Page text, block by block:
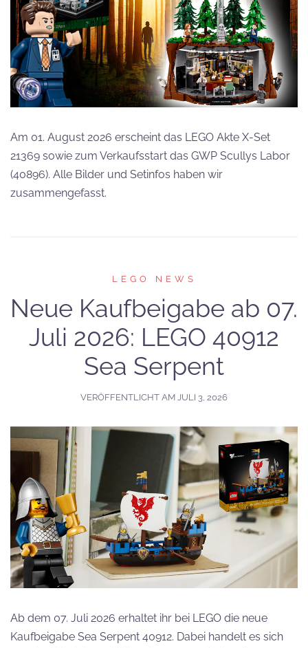
Am 01. August 2026 erscheint das LEGO Akte X-Set
21369 sowie zum Verkaufsstart das GWP Scullys Labor
(40896). Alle Bilder und Setinfos haben wir
zusammengefasst.
LEGO NEWS
Neue Kaufbeigabe ab 07.
Juli 2026: LEGO 40912
Sea Serpent
VERÖFFENTLICHT AM JULI 3, 2026
Ab dem 07. Juli 2026 erhaltet ihr bei LEGO die neue
Kaufbeigabe Sea Serpent 40912. Dabei handelt es sich